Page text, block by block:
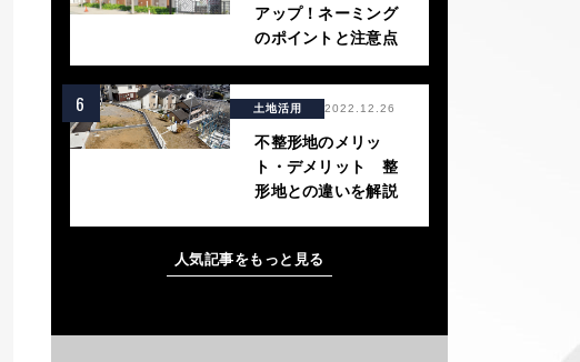
アップ！ネーミング
のポイントと注意点
6 土地活用 2022.12.26
不整形地のメリッ
ト・デメリット 整
形地との違いを解説
人気記事をもっと見る